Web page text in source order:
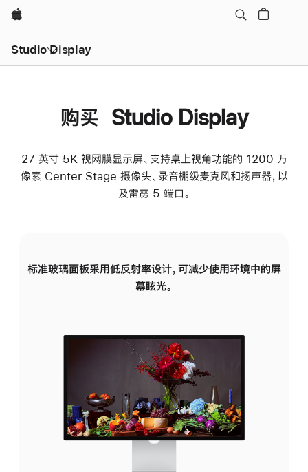
Apple
Studio Display
购买 Studio Display
27 英寸 5K 视网膜显示屏、支持桌上视角功能的 1200 万
像素 Center Stage 摄像头、录音棚级麦克风和扬声器，以
及雷雳 5 端口。
标准玻璃面板采用低反射率设计，可减少使用环境中的屏
幕眩光。